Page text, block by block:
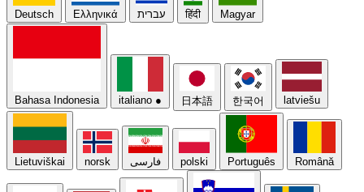
Deutsch Ελληνικά עברית हिंदी Magyar
Bahasa Indonesia italiano ● 日本語 한국어 latviešu
Lietuviškai norsk فارسی polski Português Română